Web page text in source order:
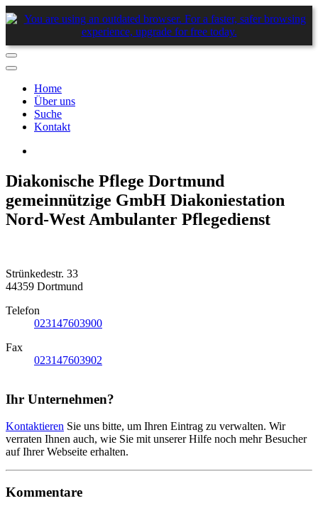
Home
Über uns
Suche
Kontakt
Diakonische Pflege Dortmund
gemeinnützige GmbH Diakoniestation
Nord-West Ambulanter Pflegedienst
Strünkedestr. 33
44359 Dortmund
Telefon
023147603900
Fax
023147603902
Ihr Unternehmen?
Kontaktieren Sie uns bitte, um Ihren Eintrag zu verwalten. Wir
verraten Ihnen auch, wie Sie mit unserer Hilfe noch mehr Besucher
auf Ihrer Webseite erhalten.
Kommentare